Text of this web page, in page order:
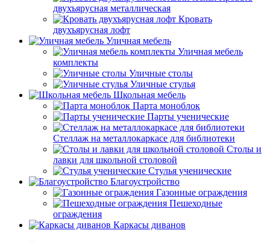
двухъярусная металлическая
Кровать
двухъярусная лофт
Уличная мебель
Уличная мебель
комплекты
Уличные столы
Уличные стулья
Школьная мебель
Парта моноблок
Парты ученические
Стеллаж на металлокаркасе для библиотеки
Столы и
лавки для школьной столовой
Стулья ученические
Благоустройство
Газонные ограждения
Пешеходные
ограждения
Каркасы диванов